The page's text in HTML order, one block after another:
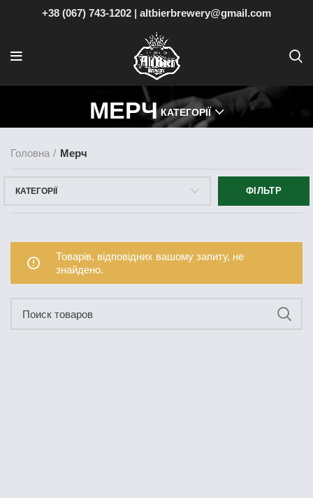
+38 (067) 743-1202 | altbierbrewery@gmail.com
МЕРЧ КАТЕГОРІЇ
Головна Мерч
КАТЕГОРІЇ ФІЛЬТР
Товарів, відповідних вашому запиту, не
знайдено.